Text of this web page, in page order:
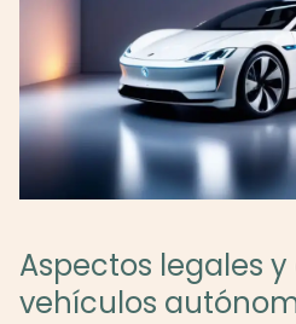
Aspectos legales
vehículos